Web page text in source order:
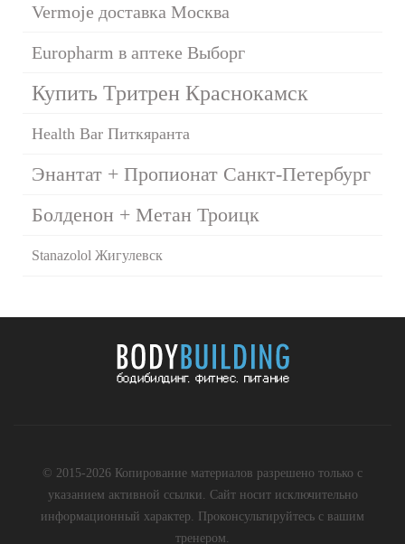
Vermoje доставка Москва
Europharm в аптеке Выборг
Купить Тритрен Краснокамск
Health Bar Питкяранта
Энантат + Пропионат Санкт-Петербург
Болденон + Метан Троицк
Stanazolol Жигулевск
© 2015-2026 Копирование материалов разрешено только с
указанием активной ссылки. Сайт носит исключительно
информационный характер. Проконсультируйтесь с вашим
тренером.